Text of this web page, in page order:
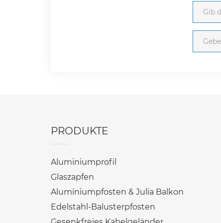
PRODUKTE
Aluminiumprofil
Glaszapfen
Aluminiumpfosten & Julia Balkon
Edelstahl-Balusterpfosten